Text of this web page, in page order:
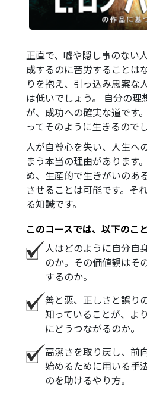
正直で、嘘や隠し事のない
成するのに苦労することは
りを抱え、引っ込み思案な
は低いでしょう。 自分の理
が、成功への確実な道です
ってそのように生きるので
人が自尊心を失い、人生へ
まう本当の理由があります
め、生産的で生きがいのあ
させることは可能です。そ
る知識です。
このコースでは、以下のこ
人はどのように自分自
のか。その価値観はそ
するのか。
善と悪、正しさと誤り
知っていることが、よ
にどうつながるのか。
高潔さを取り戻し、前
始めるために用いる手
のを助けるやり方。